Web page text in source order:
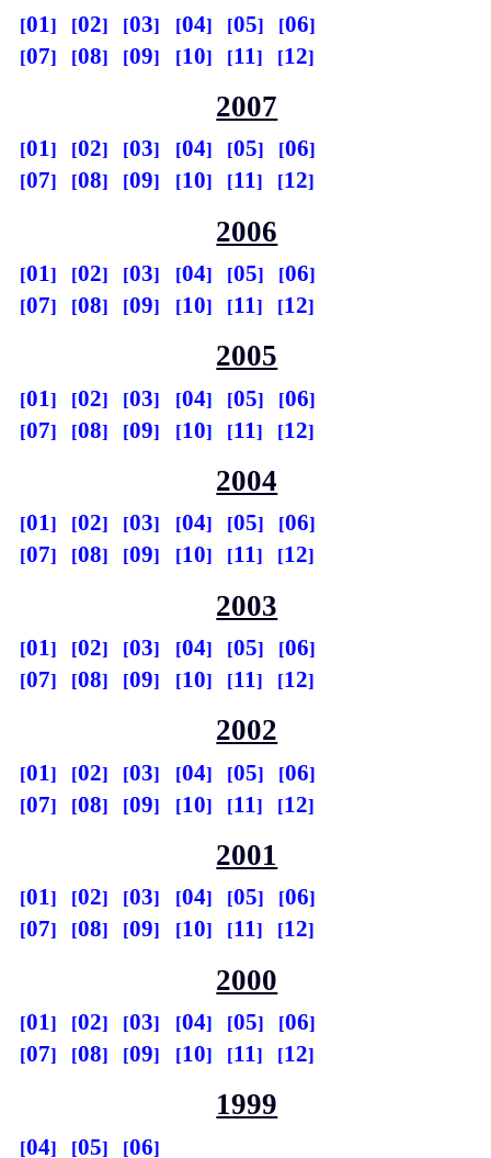
01 02 03 04 05
06
07
08 09 10 11 12
2007
01 02 03 04 05
06
07
08 09 10 11 12
2006
01 02 03 04 05
06
07
08 09 10 11 12
2005
01 02 03 04 05
06
07
08 09 10 11 12
2004
01 02 03 04 05
06
07
08 09 10 11 12
2003
01 02 03 04 05
06
07
08 09 10 11 12
2002
01 02 03 04 05
06
07
08 09 10 11 12
2001
01 02 03 04 05
06
07
08 09 10 11 12
2000
01 02 03 04 05
06
07
08 09 10 11 12
1999
04 05 06